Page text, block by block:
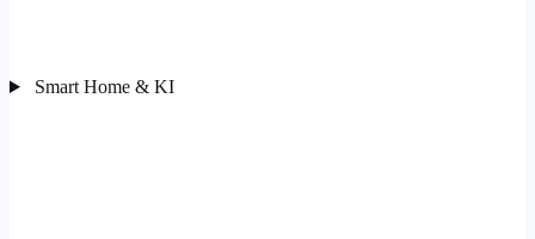
Smart Home & KI